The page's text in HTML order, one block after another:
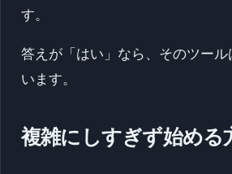
す。
答えが「はい」なら、そのツー
います。
複雑にしすぎず始める